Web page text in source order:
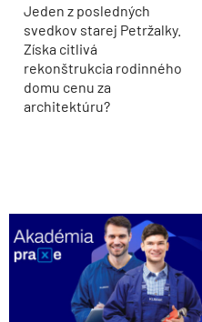
Jeden z posledných
svedkov starej Petržalky.
Získa citlivá
rekonštrukcia rodinného
domu cenu za
architektúru?